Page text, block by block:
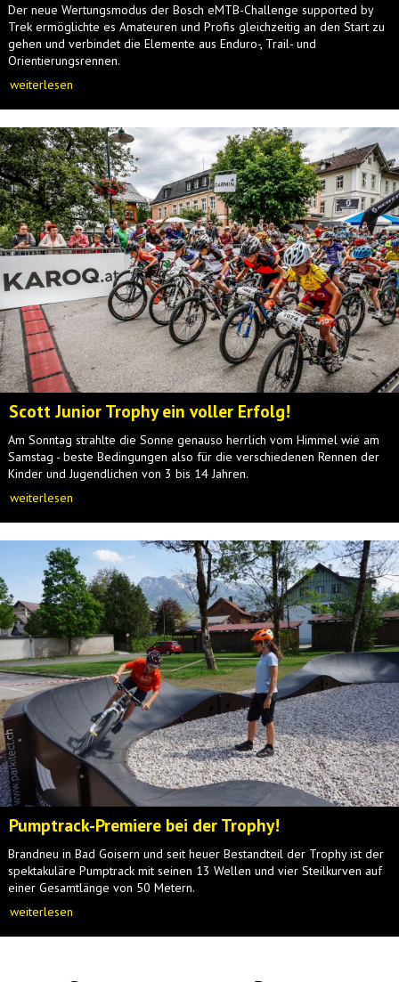
Der neue Wertungsmodus der Bosch eMTB-Challenge supported by
Trek ermöglichte es Amateuren und Profis gleichzeitig an den Start zu
gehen und verbindet die Elemente aus Enduro-, Trail- und
Orientierungsrennen.
weiterlesen
Scott Junior Trophy ein voller Erfolg!
Am Sonntag strahlte die Sonne genauso herrlich vom Himmel wie am
Samstag - beste Bedingungen also für die verschiedenen Rennen der
Kinder und Jugendlichen von 3 bis 14 Jahren.
weiterlesen
Pumptrack-Premiere bei der Trophy!
Brandneu in Bad Goisern und seit heuer Bestandteil der Trophy ist der
spektakuläre Pumptrack mit seinen 13 Wellen und vier Steilkurven auf
einer Gesamtlänge von 50 Metern.
weiterlesen